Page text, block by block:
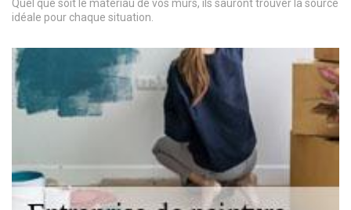
Quel que soit le matériau de vos murs, ils sauront trouver la source
idéale pour chaque situation.